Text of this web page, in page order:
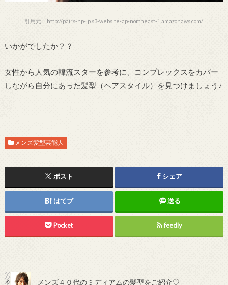
引用元：http://pairs-hp-jp.s3-website-ap-northeast-1.amazonaws.com/
いかがでしたか？？
女性から人気の韓流スターを参考に、コンプレックスをカバー
しながら自分にあった髪型（ヘアスタイル）を見つけましょう♪
メンズ髪型芸能人
ポスト シェア
はてブ 送る
Pocket feedly
メンズ４０代のミディアムの髪型をご紹介♡